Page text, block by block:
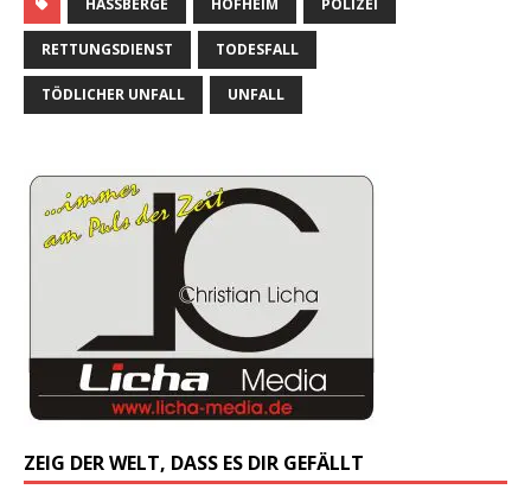
RETTUNGSDIENST TODESFALL
TÖDLICHER UNFALL UNFALL
ZEIG DER WELT, DASS ES DIR GEFÄLLT